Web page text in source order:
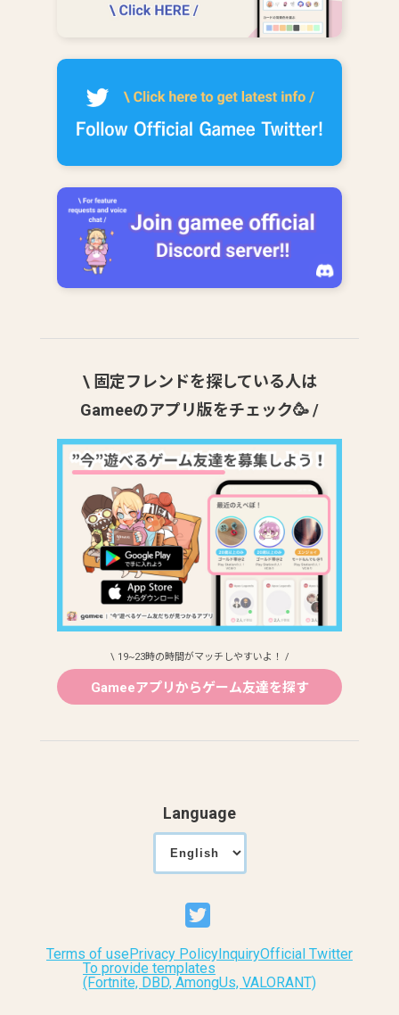
\ 固定フレンドを探している人は
Gameeのアプリ版をチェック🥳 /
\ 19~23時の時間がマッチしやすいよ！ /
Gameeアプリからゲーム友達を探す
Language
Terms of usePrivacy PolicyInquiryOfficial Twitter
To provide templates
(Fortnite, DBD, AmongUs, VALORANT)